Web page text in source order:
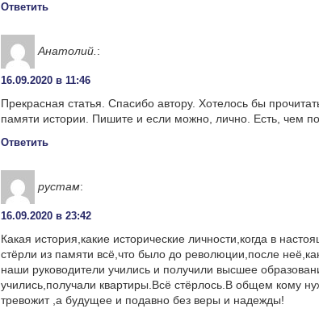
Ответить
Анатолий. :
16.09.2020 в 11:46
Прекрасная статья. Спасибо автору. Хотелось бы
памяти истории. Пишите и если можно, лично. Есть, чем
Ответить
рустам:
16.09.2020 в 23:42
Какая история,какие исторические личности,когда в
стёрли из памяти всё,что было до революции,после
наши руководители учились и получили высшее
учились,получали квартиры.Всё стёрлось.В общем кому
тревожит ,а будущее и подавно без веры и надежды!